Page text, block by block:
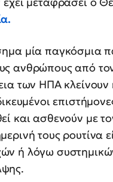
μία παγκόσμια
ανθρώπους από
των ΗΠΑ
και ασθενούν με
τους ρουτίνα
ή λόγω